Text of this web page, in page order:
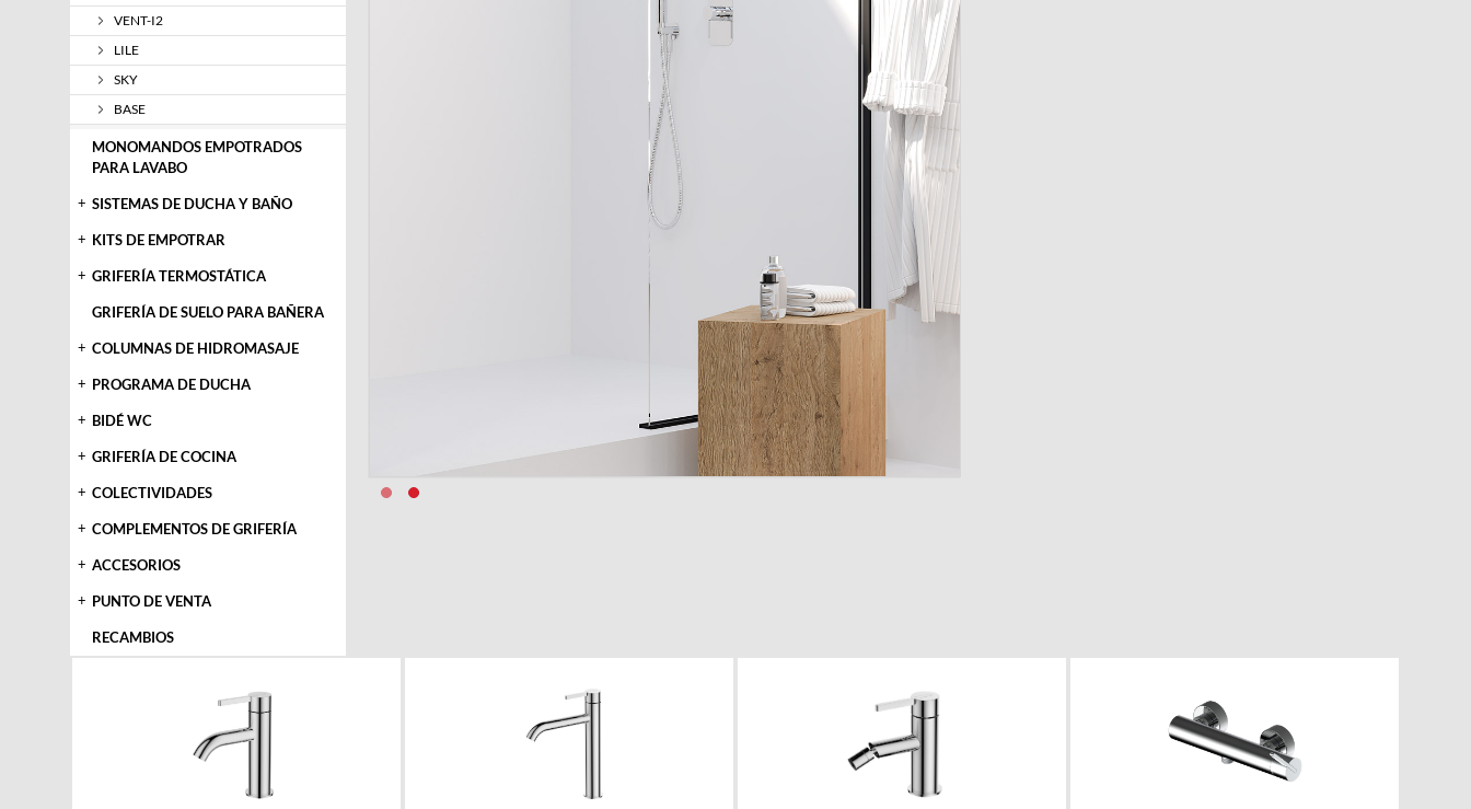
VENT-I2
LILE
SKY
BASE
MONOMANDOS EMPOTRADOS
PARA LAVABO
+ SISTEMAS DE DUCHA Y BAÑO
+ KITS DE EMPOTRAR
+ GRIFERÍA TERMOSTÁTICA
GRIFERÍA DE SUELO PARA BAÑERA
+ COLUMNAS DE HIDROMASAJE
+ PROGRAMA DE DUCHA
+ BIDÉ WC
+ GRIFERÍA DE COCINA
+ COLECTIVIDADES
+ COMPLEMENTOS DE GRIFERÍA
+ ACCESORIOS
+ PUNTO DE VENTA
RECAMBIOS